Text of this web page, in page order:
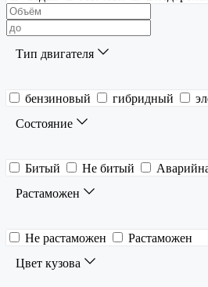
Тип двигателя
бензиновый гибридный
Состояние
Битый Не битый
Растаможен
Не растаможен
Растаможен
Цвет кузова